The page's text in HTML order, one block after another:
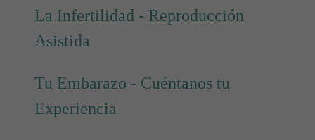
La Infertilidad - Reproducción
Asistida
Tu Embarazo - Cuéntanos tu
Experiencia